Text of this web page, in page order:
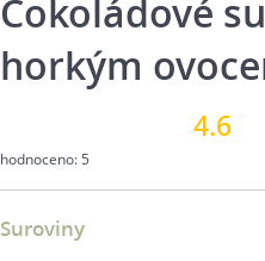
Čokoládové
horkým
4.6
hodnoceno:5
Suroviny